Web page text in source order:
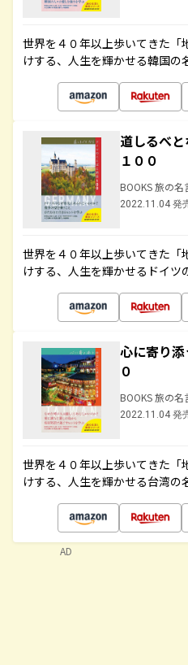
世界を４０年以上歩いてきた「
けする、人生を輝かせる韓国の
道しるべ
１００
BOOKS 旅の名
2022.11.04 発
世界を４０年以上歩いてきた「
けする、人生を輝かせるドイツ
心に寄り
０
BOOKS 旅の名
2022.11.04 発
世界を４０年以上歩いてきた「
けする、人生を輝かせる台湾の
AD